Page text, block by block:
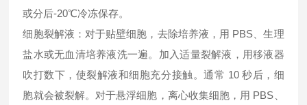
或分后-20℃冷冻保存。
细胞裂解液：对于贴壁细胞，去除培养液，用 PBS、生理
盐水或无血清培养液洗一遍。加入适量裂解液，用移液器
吹打数下，使裂解液和细胞充分接触。通常 10 秒后，细
胞就会被裂解。对于悬浮细胞，离心收集细胞，用 PBS、